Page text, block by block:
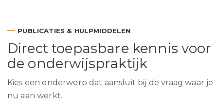
— PUBLICATIES & HULPMIDDELEN
Direct toepasbare kennis voor
de onderwijspraktijk
Kies een onderwerp dat aansluit bij de vraag waar je
nu aan werkt.